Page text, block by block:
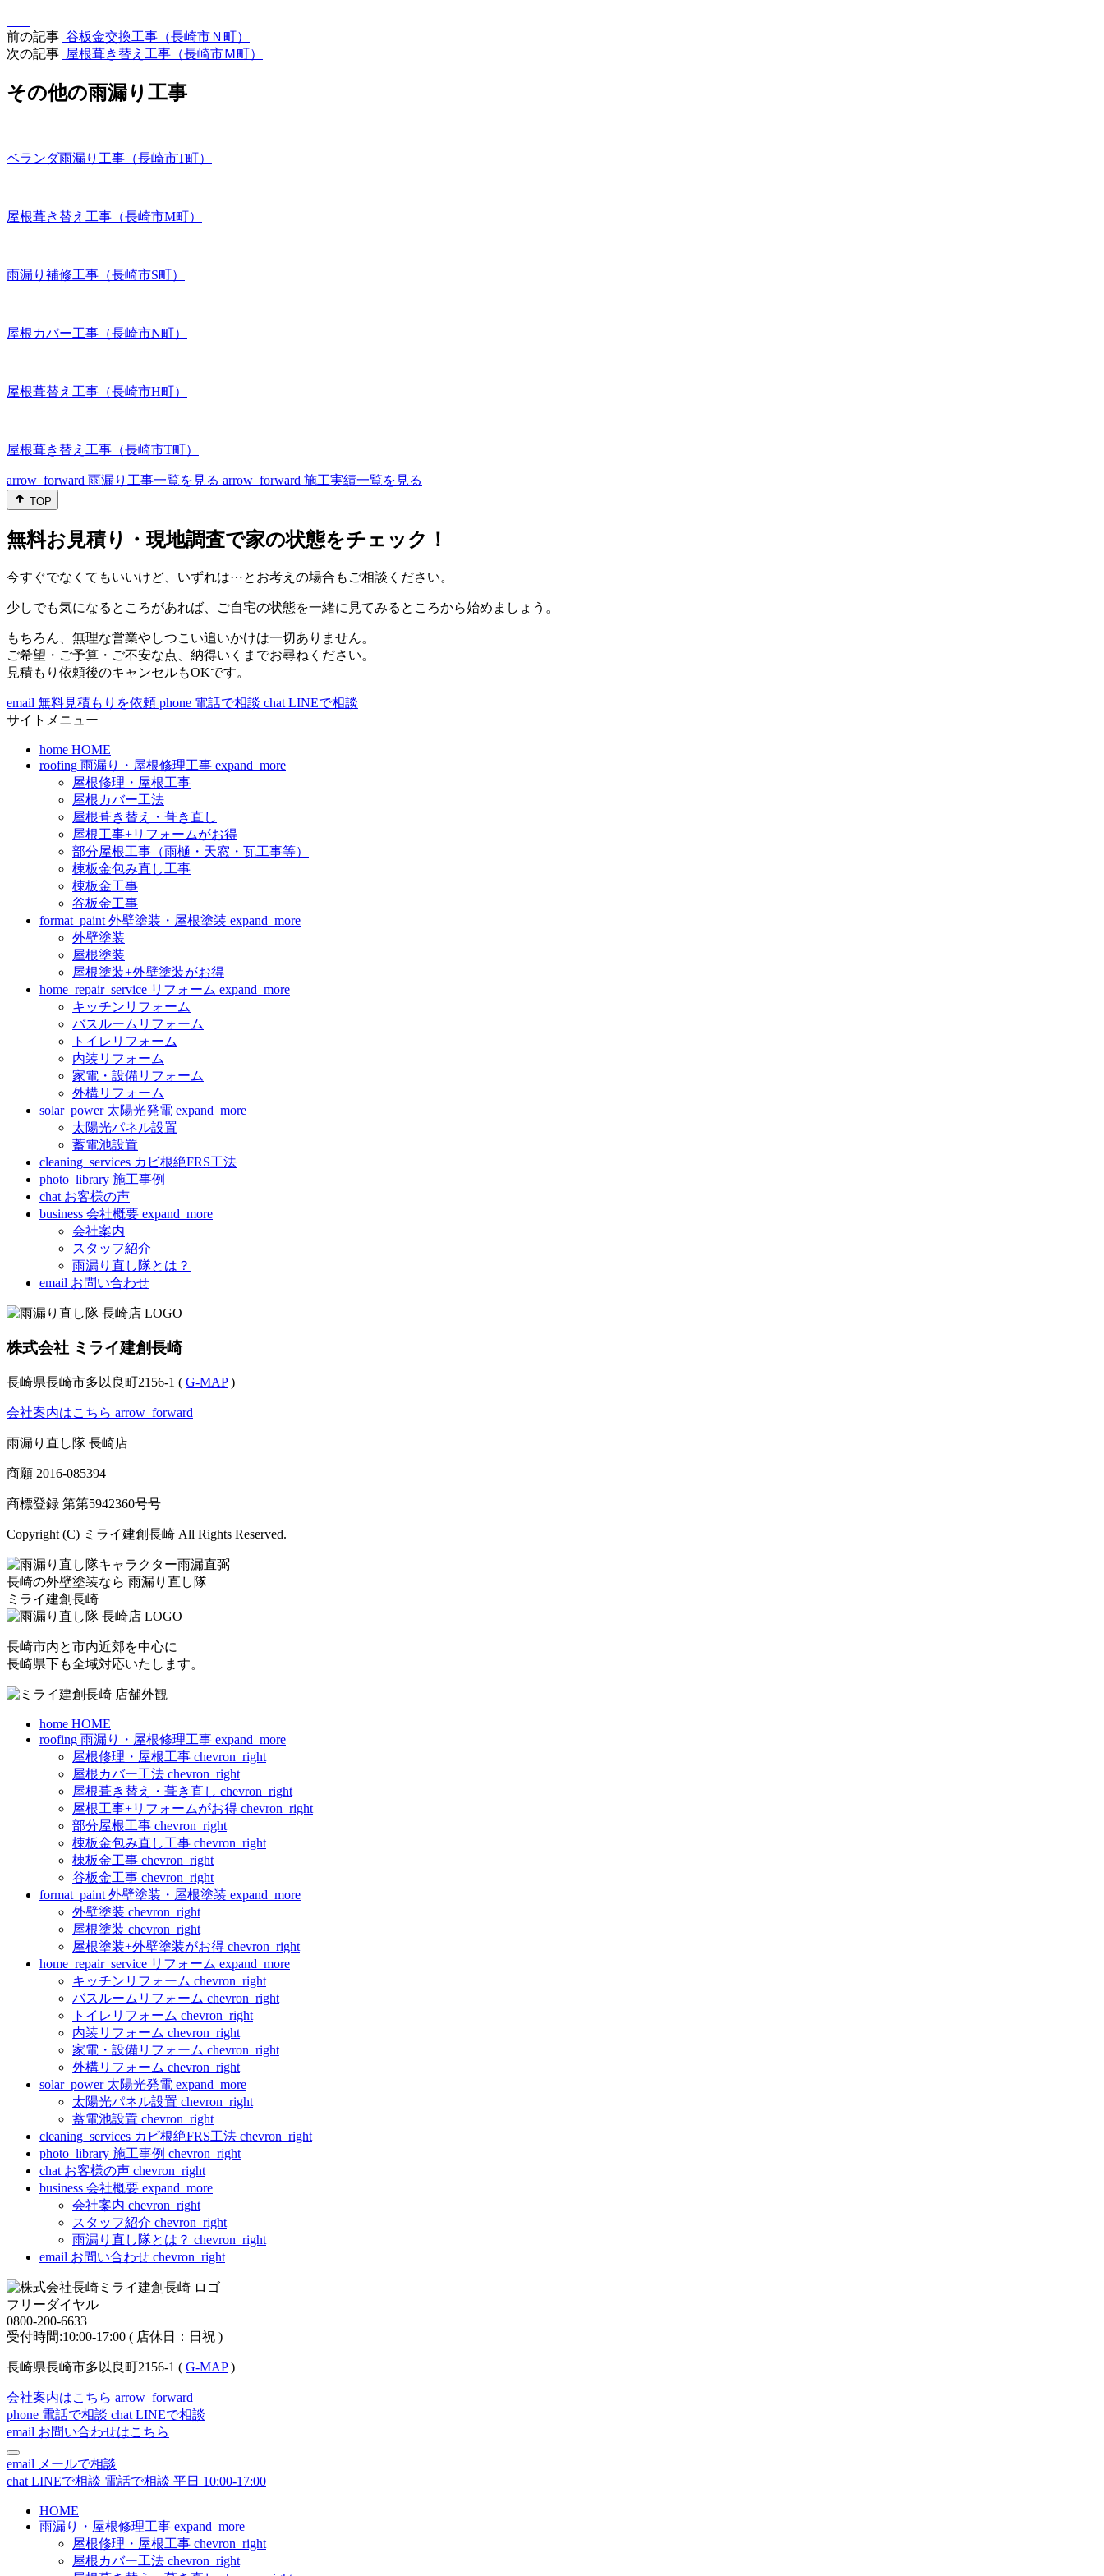
前の記事 谷板金交換工事（長崎市Ｎ町）
次の記事 屋根葺き替え工事（長崎市Ｍ町）
その他の雨漏り工事
ベランダ雨漏り工事（長崎市T町）
屋根葺き替え工事（長崎市M町）
雨漏り補修工事（長崎市S町）
屋根カバー工事（長崎市N町）
屋根葺替え工事（長崎市H町）
屋根葺き替え工事（長崎市T町）
arrow_forward 雨漏り工事一覧を見る arrow_forward 施工実績一覧を見る
TOP
無料お見積り・現地調査で家の状態をチェック！
今すぐでなくてもいいけど、いずれは⋯とお考えの場合もご相談ください。
少しでも気になるところがあれば、ご自宅の状態を一緒に見てみるところから始めましょう。
もちろん、無理な営業やしつこい追いかけは一切ありません。
ご希望・ご予算・ご不安な点、納得いくまでお尋ねください。
見積もり依頼後のキャンセルもOKです。
email 無料見積もりを依頼 phone 電話で相談 chat LINEで相談
サイトメニュー
home HOME
roofing 雨漏り・屋根修理工事 expand_more
屋根修理・屋根工事
屋根カバー工法
屋根葺き替え・葺き直し
屋根工事+リフォームがお得
部分屋根工事（雨樋・天窓・瓦工事等）
棟板金包み直し工事
棟板金工事
谷板金工事
format_paint 外壁塗装・屋根塗装 expand_more
外壁塗装
屋根塗装
屋根塗装+外壁塗装がお得
home_repair_service リフォーム expand_more
キッチンリフォーム
バスルームリフォーム
トイレリフォーム
内装リフォーム
家電・設備リフォーム
外構リフォーム
solar_power 太陽光発電 expand_more
太陽光パネル設置
蓄電池設置
cleaning_services カビ根絶FRS工法
photo_library 施工事例
chat お客様の声
business 会社概要 expand_more
会社案内
スタッフ紹介
雨漏り直し隊とは？
email お問い合わせ
株式会社 ミライ建創長崎
長崎県長崎市多以良町2156-1 ( G-MAP)
会社案内はこちら arrow_forward
雨漏り直し隊 長崎店
商願 2016-085394
商標登録 第第5942360号号
Copyright (C) ミライ建創長崎 All Rights Reserved.
長崎の外壁塗装なら 雨漏り直し隊
ミライ建創長崎
長崎市内と市内近郊を中心に
長崎県下も全域対応いたします。
home HOME
roofing 雨漏り・屋根修理工事 expand_more
屋根修理・屋根工事 chevron_right
屋根カバー工法 chevron_right
屋根葺き替え・葺き直し chevron_right
屋根工事+リフォームがお得 chevron_right
部分屋根工事 chevron_right
棟板金包み直し工事 chevron_right
棟板金工事 chevron_right
谷板金工事 chevron_right
format_paint 外壁塗装・屋根塗装 expand_more
外壁塗装 chevron_right
屋根塗装 chevron_right
屋根塗装+外壁塗装がお得 chevron_right
home_repair_service リフォーム expand_more
キッチンリフォーム chevron_right
バスルームリフォーム chevron_right
トイレリフォーム chevron_right
内装リフォーム chevron_right
家電・設備リフォーム chevron_right
外構リフォーム chevron_right
solar_power 太陽光発電 expand_more
太陽光パネル設置 chevron_right
蓄電池設置 chevron_right
cleaning_services カビ根絶FRS工法 chevron_right
photo_library 施工事例 chevron_right
chat お客様の声 chevron_right
business 会社概要 expand_more
会社案内 chevron_right
スタッフ紹介 chevron_right
雨漏り直し隊とは？ chevron_right
email お問い合わせ chevron_right
フリーダイヤル
0800-200-6633
受付時間:10:00-17:00 ( 店休日：日祝 )
長崎県長崎市多以良町2156-1 ( G-MAP)
会社案内はこちら arrow_forward
phone 電話で相談 chat LINEで相談
email お問い合わせはこちら
email メールで相談
chat LINEで相談 電話で相談 平日 10:00-17:00
HOME
雨漏り・屋根修理工事 expand_more
屋根修理・屋根工事 chevron_right
屋根カバー工法 chevron_right